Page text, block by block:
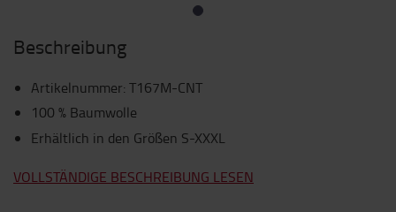
Beschreibung
Artikelnummer: T167M-CNT
100 % Baumwolle
Erhältlich in den Größen S-XXXL
VOLLSTÄNDIGE BESCHREIBUNG LESEN